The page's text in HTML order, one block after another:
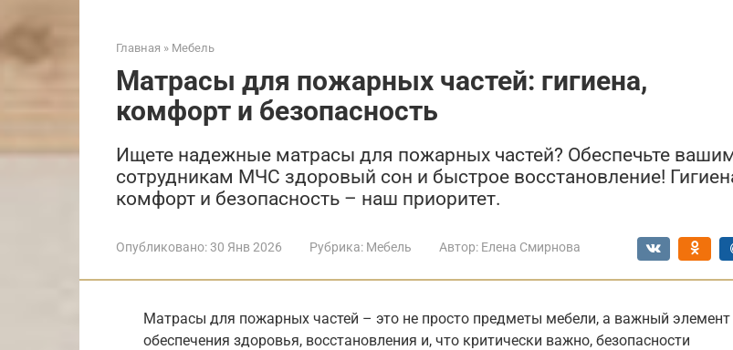
Главная » Мебель
Матрасы для пожарных частей: гигиена,
комфорт и безопасность
Ищете надежные матрасы для пожарных частей? Обеспечьте
сотрудникам МЧС здоровый сон и быстрое восстановление!
комфорт и безопасность – наш приоритет.
Опубликовано:30 Янв 2026 Рубрика: Мебель Автор: Елена Смирнова
Матрасы для пожарных частей – это не просто предметы мебели, а важный элемент
обеспечения здоровья, восстановления и, что критически важно, безопасности